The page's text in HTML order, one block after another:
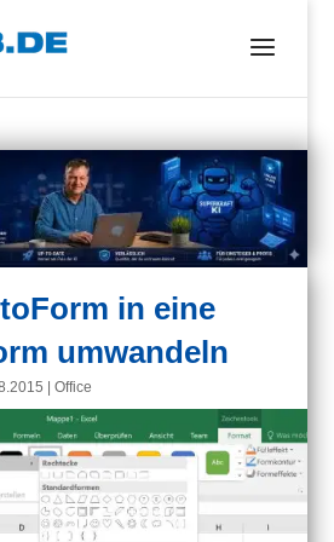
in eine
umwandeln
|Office